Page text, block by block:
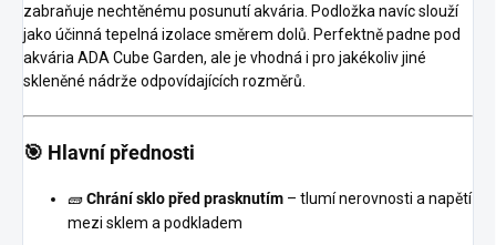
zabraňuje nechtěnému posunutí akvária. Podložka navíc slouží
jako účinná tepelná izolace směrem dolů. Perfektně padne pod
akvária ADA Cube Garden, ale je vhodná i pro jakékoliv jiné
skleněné nádrže odpovídajících rozměrů.
🎯 Hlavní přednosti
🧱Chrání sklo před prasknutím – tlumí nerovnosti a napětí
mezi sklem a podkladem